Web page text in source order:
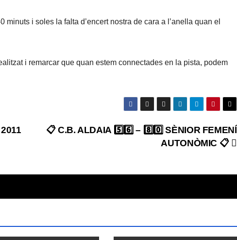
i soles la falta d’encert nostra de cara a l’anella quan el
i remarcar que quan estem connectades en la pista, podem
📋 C.B. ALDAIA 5️⃣6️⃣ – 8️⃣0️⃣ SÈNIOR FEMENÍ
AUTONÒMIC 📋